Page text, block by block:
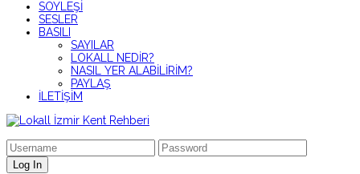
SÖYLEŞİ
SESLER
BASILI
SAYILAR
LOKALL NEDİR?
NASIL YER ALABİLİRİM?
PAYLAŞ
İLETİŞİM